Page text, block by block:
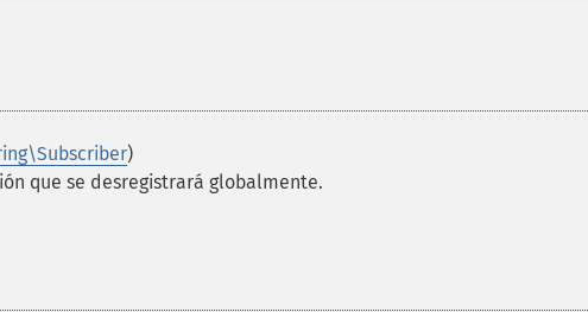
)
que se desregistrará globalmente.